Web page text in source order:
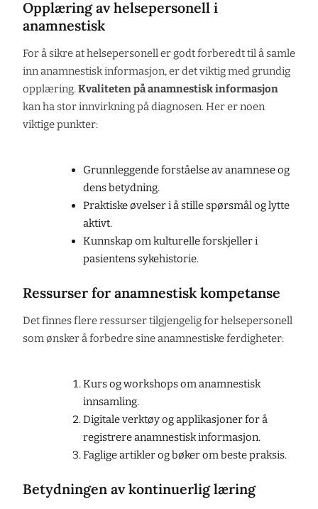
Opplæring av helsepersonell i
anamnestisk
For å sikre at helsepersonell er godt forberedt til å samle
inn anamnestisk informasjon, er det viktig med grundig
opplæring.Kvaliteten på anamnestisk informasjon
kan ha stor innvirkning på diagnosen. Her er noen
viktige punkter:
Grunnleggende forståelse av anamnese og
dens betydning.
Praktiske øvelser i å stille spørsmål og lytte
aktivt.
Kunnskap om kulturelle forskjeller i
pasientens sykehistorie.
Ressurser for anamnestisk kompetanse
Det finnes flere ressurser tilgjengelig for helsepersonell
som ønsker å forbedre sine anamnestiske ferdigheter:
Kurs og workshops om anamnestisk
innsamling.
Digitale verktøy og applikasjoner for å
registrere anamnestisk informasjon.
Faglige artikler og bøker om beste praksis.
Betydningen av kontinuerlig læring